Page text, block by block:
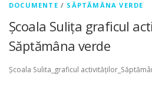
DOCUMENTE / SĂPTĂMÂNA VERDE
Școala Sulița graficul
Săptămâna verde
Școala Sulita_graficul